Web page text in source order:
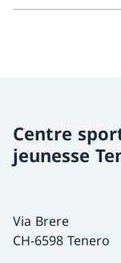
Centre
jeunesse
Via Brere
CH-6598 Tenero